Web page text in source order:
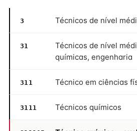
3 Técnicos de nível
31
Técnicos de nível
químicas, engenharia
311 Técnico em ciências
3111 Técnicos químicos